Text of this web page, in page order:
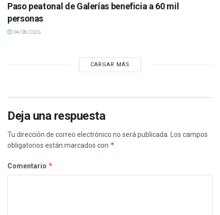
Paso peatonal de Galerías beneficia a 60 mil
personas
04/08/2026
CARGAR MÁS
Deja una respuesta
Tu dirección de correo electrónico no será publicada.
Los campos
obligatorios están marcados con *
Comentario *